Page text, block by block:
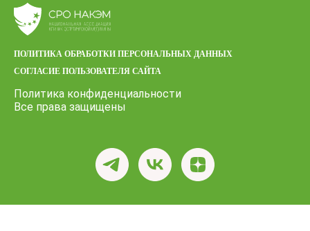
ПОЛИТИКА ОБРАБОТКИ ПЕРСОНАЛЬНЫХ ДАННЫХ
СОГЛАСИЕ ПОЛЬЗОВАТЕЛЯ САЙТА
Политика конфиденциальности
Все права защищены